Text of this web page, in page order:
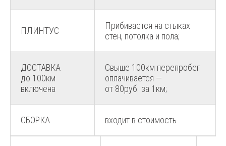
ПЛИНТУС
Прибивается на стыках
стен, потолка и пола;
ДОСТАВКА
до 100км
включена
Свыше 100км перепробег
оплачивается —
от 80руб. за 1км;
СБОРКА входит в стоимость